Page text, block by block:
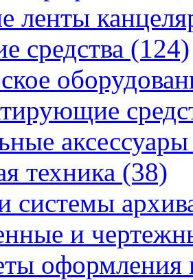
ленты
средства (124)
техника (38)
системы
и
оформления